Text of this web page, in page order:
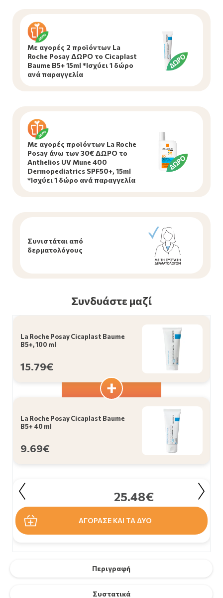
Περιγραφή
Συστατικά
Με αγορές 2 προϊόντων La
Roche Posay ΔΩΡΟ το Cicaplast
Baume B5+ 15ml *Ισχύει 1 δώρο
ανά παραγγελία
Με αγορές προϊόντων La Roche
Posay άνω των 30€ ΔΩΡΟ το
Anthelios UV Mune 400
Dermopediatrics SPF50+, 15ml
*Ισχύει 1 δώρο ανά παραγγελία
Συνιστάται από
δερματολόγους
Συνδυάστε μαζί
La Roche Posay Cicaplast Baume
B5+, 100 ml
15.79€
La Roche Posay Cicaplast Baume
B5+ 40 ml
9.69€
25.48€
ΑΓΟΡΑΣΕ ΚΑΙ ΤΑ ΔΥΟ